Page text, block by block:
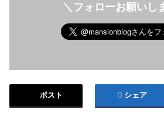
＼フォローお願いし
ポスト シェア